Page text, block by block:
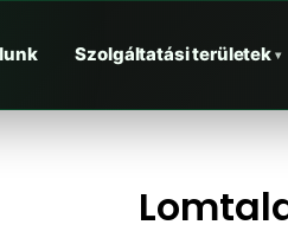
Szolgáltatási területek ▾